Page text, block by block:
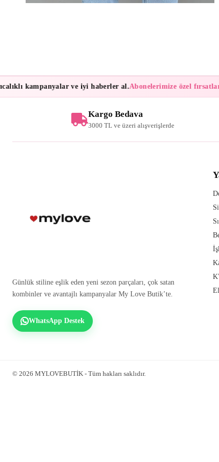
kampanyalar ve iyi haberler al. Abonelerimize özel fırsatlar!
Kargo Bedava
3000 TL ve üzeri alışverişlerde
Günlük stiline eşlik eden yeni sezon parçaları, çok satan
kombinler ve avantajlı kampanyalar My Love Butik’te.
WhatsApp Destek
© 2026 MYLOVEBUTİK - Tüm hakları saklıdır.